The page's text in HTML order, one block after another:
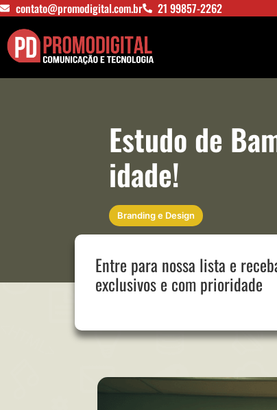
contato@promodigital.com.br 21 99857-2262
Estudo de
idade!
Branding e Design
Entre para nossa lista e
exclusivos e com prioridade